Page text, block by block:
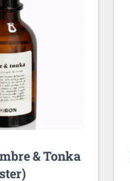
& Tonka